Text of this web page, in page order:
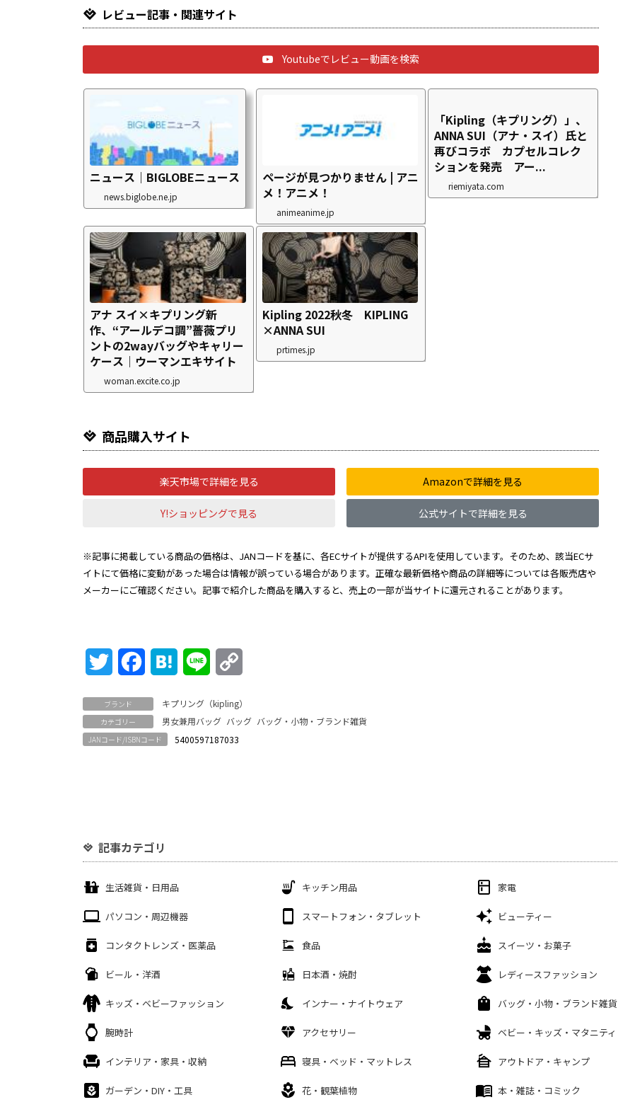
レビュー記事・関連サイト
Youtubeでレビュー動画を検索
ニュース｜BIGLOBEニュース
news.biglobe.ne.jp
ページが見つかりません | アニ
メ！アニメ！
animeanime.jp
「Kipling（キプリング）」、
ANNA SUI（アナ・スイ）氏と
再びコラボ カプセルコレク
ションを発売 アー...
riemiyata.com
アナ スイ×キプリング新
作、“アールデコ調”薔薇プリ
ントの2wayバッグやキャリー
ケース｜ウーマンエキサイト
woman.excite.co.jp
Kipling 2022秋冬 KIPLING
×ANNA SUI
prtimes.jp
商品購入サイト
楽天市場で詳細を見る Amazonで詳細を見る
Y!ショッピングで見る 公式サイトで詳細を見る
※記事に掲載している商品の価格は、JANコードを基に、各ECサイトが提供するAPIを使用しています。そのため、該当ECサ
イトにて価格に変動があった場合は情報が誤っている場合があります。正確な最新価格や商品の詳細等については各販売店や
メーカーにご確認ください。記事で紹介した商品を購入すると、売上の一部が当サイトに還元されることがあります。
Twitter FacebookHatena Line
ブランド キプリング（kipling）
カテゴリー 男女兼用バッグ バッグ バッグ・小物・ブランド雑貨
JANコード/ISBNコード 5400597187033
記事カテゴリ
生活雑貨・日用品 キッチン用品 家電
パソコン・周辺機器 スマートフォン・タブレット ビューティー
コンタクトレンズ・医薬品 食品 スイーツ・お菓子
ビール・洋酒 日本酒・焼酎 レディースファッション
キッズ・ベビーファッション インナー・ナイトウェア バッグ・小物・ブランド雑貨
腕時計 アクセサリー ベビー・キッズ・マタニティ
インテリア・家具・収納 寝具・ベッド・マットレス アウトドア・キャンプ
ガーデン・DIY・工具 花・観葉植物 本・雑誌・コミック